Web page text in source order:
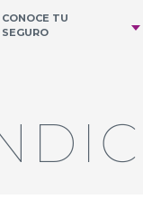
CONOCE TU
SEGURO